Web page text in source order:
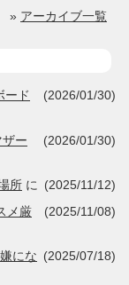
» アーカイブ一覧
(2026/01/30)
ード
(2026/01/30)
ザー
(2025/11/12)
所 に
(2025/11/08)
メ厳
(2025/07/18)
にな